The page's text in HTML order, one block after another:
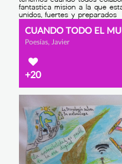
Poesías, Javier
+20